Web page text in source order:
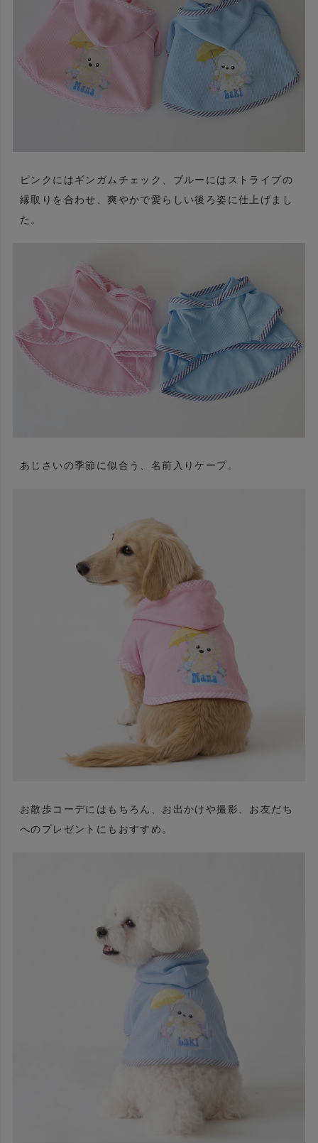
ピンクにはギンガムチェック、ブルーにはストライプの
縁取りを合わせ、爽やかで愛らしい後ろ姿に仕上げまし
た。
あじさいの季節に似合う、名前入りケープ。
お散歩コーデにはもちろん、お出かけや撮影、お友だち
へのプレゼントにもおすすめ。